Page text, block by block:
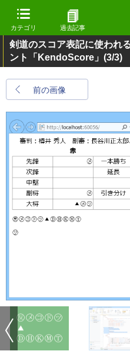
カテゴリ 過去記事
剣道のスコア表記に使われ
ント「KendoScore」 (3/3)
前の画像